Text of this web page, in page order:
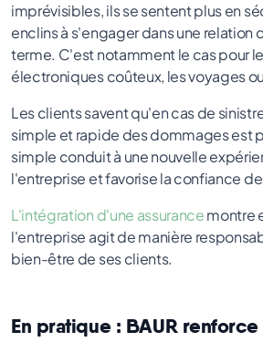
imprévisibles, ils se sentent plus en
enclins à s'engager dans une relation
terme. C'est notamment le cas pour
électroniques coûteux, les voyages
Les clients savent qu'en cas de
simple et rapide des dommages est
simple conduit à une nouvelle
l'entreprise et favorise la confiance
L'intégration d'une assurancemontre
l'entreprise agit de manière
bien-être de ses clients.
En pratique : BAUR